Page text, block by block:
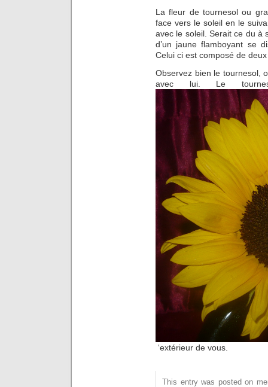
La fleur de tournesol ou
face vers le soleil en le
avec le soleil. Serait ce du à
d’un jaune flamboyant se
Celui ci est composé de
Observez bien le tournesol,
avec lui. Le
‘extérieur de vous.
This entry was posted on